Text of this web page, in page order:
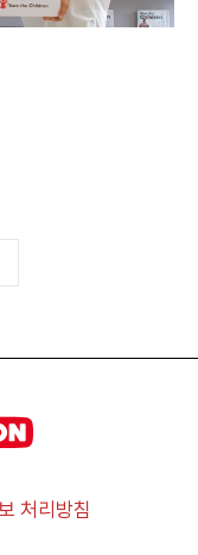
처리방침